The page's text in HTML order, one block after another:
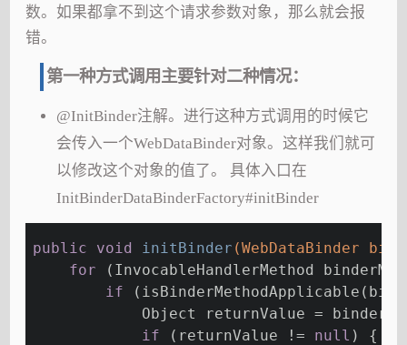
数。如果都拿不到这个请求参数对象，那么就会报
错。
第一种方式调用主要针对二种情况：
@InitBinder注解。进行这种方式调用的时候它
会传入一个WebDataBinder对象。这样我们就可
以修改这个对象的值了。 具体入口在
InitBinderDataBinderFactory#initBinder
public void initBinder (WebDataBinder
for (InvocableHandlerMethod
if
Object returnValue =
if (returnValue != null ) {